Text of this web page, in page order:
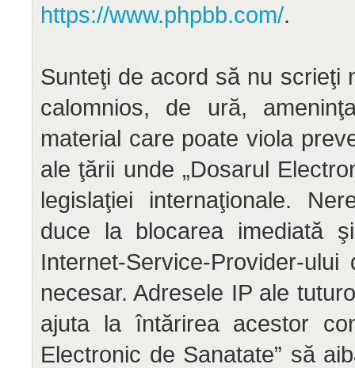
https://www.phpbb.com/.
Sunteţi de acord să nu scrieţi
calomnios, de ură,
material care poate viola
ale ţării unde „Dosarul
legislaţiei internaţionale.
duce la blocarea imediată
Internet-Service-Provider-
necesar. Adresele IP ale
ajuta la întărirea acestor
Electronic de Sanatate” să